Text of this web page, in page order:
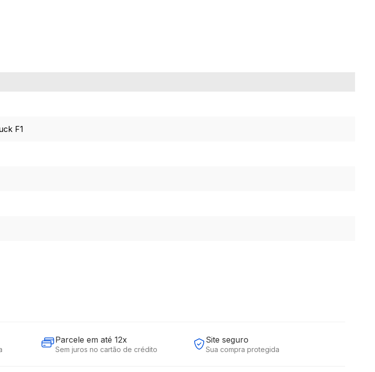
F1
Parcele em até 12x
Sem juros no cartão de crédito
Site seguro
Sua compra protegida